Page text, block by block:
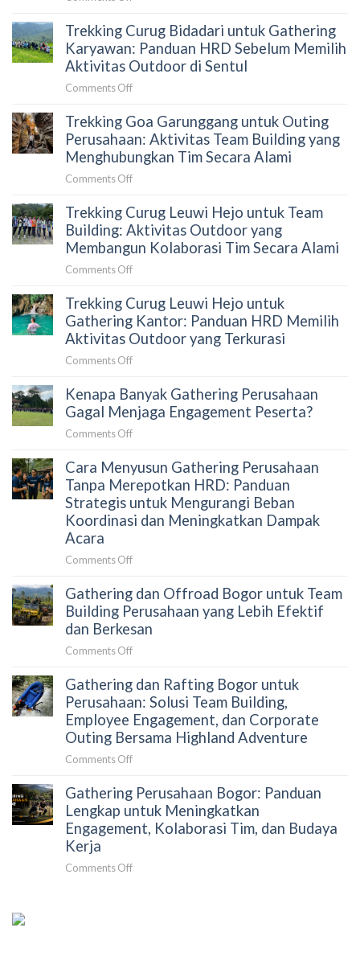
Perusahaan
Sentul:
Paket,
Menyusun
Proposal
yang
Tepat
HRD
Trekking Curug Bidadari untuk Gathering
Karyawan: Panduan HRD Sebelum Memilih
Aktivitas Outdoor di Sentul
Comments Offon
Curug
Bidadari
untuk
Gathering
HRD
Sebelum
Memilih
Aktivitas
di
Sentul
Trekking Goa Garunggang untuk Outing
Perusahaan: Aktivitas Team Building yang
Menghubungkan Tim Secara Alami
Comments Offon
Goa
Garunggang
untuk
Team
Building
yang
Menghubungkan
Secara
Alami
Trekking Curug Leuwi Hejo untuk Team
Building: Aktivitas Outdoor yang
Membangun Kolaborasi Tim Secara Alami
Comments Offon
Curug
Leuwi
Hejo
Aktivitas
Outdoor
yang
Kolaborasi
Tim
Secara
Alami
Trekking Curug Leuwi Hejo untuk
Gathering Kantor: Panduan HRD Memilih
Aktivitas Outdoor yang Terkurasi
Comments Offon
Curug
Leuwi
Hejo
Kantor:
Panduan
HRD
Memilih
Kenapa Banyak Gathering Perusahaan
Gagal Menjaga Engagement Peserta?
Comments Offon
Banyak
Gathering
Perusahaan
Gagal
Menjaga
Peserta?
Cara Menyusun Gathering Perusahaan
Tanpa Merepotkan HRD: Panduan
Strategis untuk Mengurangi Beban
Koordinasi dan Meningkatkan Dampak
Acara
Comments Offon
Menyusun
Gathering
Panduan
Strategis
untuk
Mengurangi
Meningkatkan
Dampak
Acara
Gathering dan Offroad Bogor untuk Team
Building Perusahaan yang Lebih Efektif
dan Berkesan
Comments Offon
dan
Offroad
Bogor
untuk
Team
Building
yang
Lebih
Efektif
Gathering dan Rafting Bogor untuk
Perusahaan: Solusi Team Building,
Employee Engagement, dan Corporate
Outing Bersama Highland Adventure
Comments Offon
dan
Rafting
Bogor
untuk
Solusi
Gathering Perusahaan Bogor: Panduan
Lengkap untuk Meningkatkan
Engagement, Kolaborasi Tim, dan Budaya
Kerja
Comments Offon